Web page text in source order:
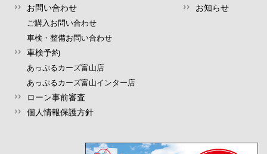
お問い合わせ
ご購入お問い合わせ
車検・整備お問い合わせ
車検予約
あっぷるカーズ富山店
あっぷるカーズ富山インター店
ローン事前審査
個人情報保護方針
お知らせ